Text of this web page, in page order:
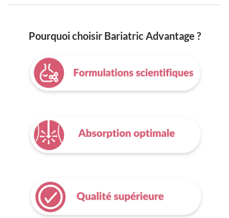
Pourquoi choisir Bariatric Advantage ?